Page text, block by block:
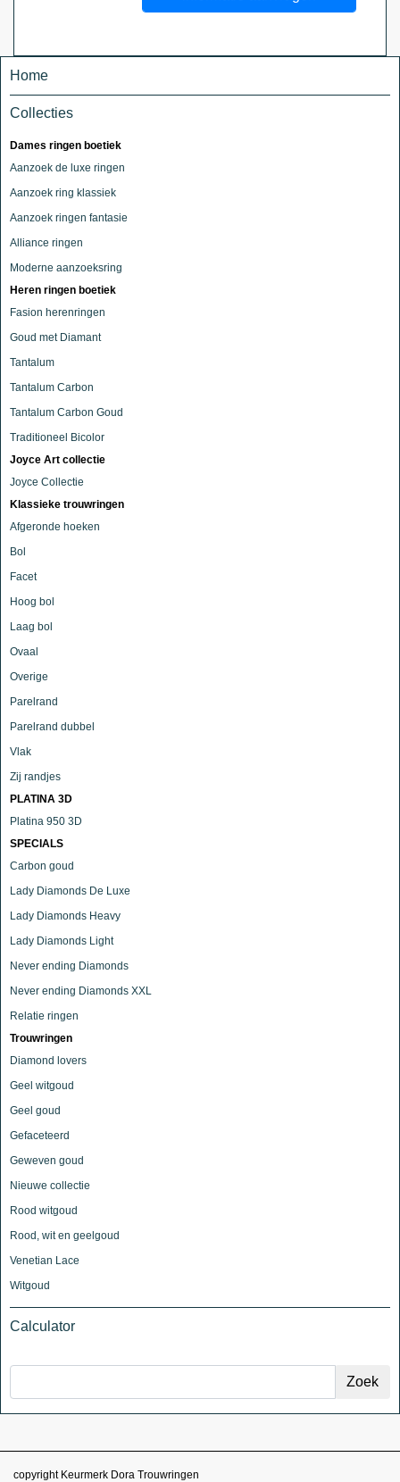
Home
Collecties
Dames ringen boetiek
Aanzoek de luxe ringen
Aanzoek ring klassiek
Aanzoek ringen fantasie
Alliance ringen
Moderne aanzoeksring
Heren ringen boetiek
Fasion herenringen
Goud met Diamant
Tantalum
Tantalum Carbon
Tantalum Carbon Goud
Traditioneel Bicolor
Joyce Art collectie
Joyce Collectie
Klassieke trouwringen
Afgeronde hoeken
Bol
Facet
Hoog bol
Laag bol
Ovaal
Overige
Parelrand
Parelrand dubbel
Vlak
Zij randjes
PLATINA 3D
Platina 950 3D
SPECIALS
Carbon goud
Lady Diamonds De Luxe
Lady Diamonds Heavy
Lady Diamonds Light
Never ending Diamonds
Never ending Diamonds XXL
Relatie ringen
Trouwringen
Diamond lovers
Geel witgoud
Geel goud
Gefaceteerd
Geweven goud
Nieuwe collectie
Rood witgoud
Rood, wit en geelgoud
Venetian Lace
Witgoud
Calculator
copyright Keurmerk Dora Trouwringen